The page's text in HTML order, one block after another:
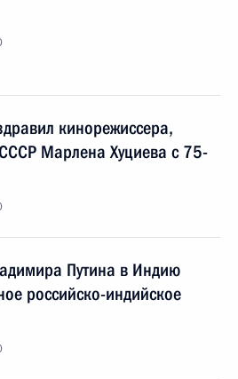
кинорежиссера,
Марлена Хуциева с 75-
Путина в Индию
российско-индийское